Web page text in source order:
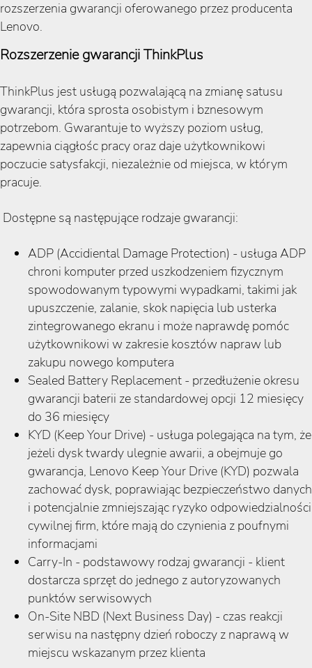
rozszerzenia gwarancji oferowanego przez producenta
Lenovo.
Rozszerzenie gwarancji ThinkPlus
ThinkPlus jest usługą pozwalającą na zmianę satusu
gwarancji, która sprosta osobistym i bznesowym
potrzebom. Gwarantuje to wyższy poziom usług,
zapewnia ciągłośc pracy oraz daje użytkownikowi
poczucie satysfakcji, niezależnie od miejsca, w którym
pracuje.
Dostępne są następujące rodzaje gwarancji:
ADP (Accidiental Damage Protection) - usługa ADP
chroni komputer przed uszkodzeniem fizycznym
spowodowanym typowymi wypadkami, takimi jak
upuszczenie, zalanie, skok napięcia lub usterka
zintegrowanego ekranu i może naprawdę pomóc
użytkownikowi w zakresie kosztów napraw lub
zakupu nowego komputera
Sealed Battery Replacement - przedłużenie okresu
gwarancji baterii ze standardowej opcji 12 miesięcy
do 36 miesięcy
KYD (Keep Your Drive) - usługa polegająca na tym, że
jeżeli dysk twardy ulegnie awarii, a obejmuje go
gwarancja, Lenovo Keep Your Drive (KYD) pozwala
zachować dysk, poprawiając bezpieczeństwo danych
i potencjalnie zmniejszając ryzyko odpowiedzialności
cywilnej firm, które mają do czynienia z poufnymi
informacjami
Carry-In - podstawowy rodzaj gwarancji - klient
dostarcza sprzęt do jednego z autoryzowanych
punktów serwisowych
On-Site NBD (Next Business Day) - czas reakcji
serwisu na następny dzień roboczy z naprawą w
miejscu wskazanym przez klienta